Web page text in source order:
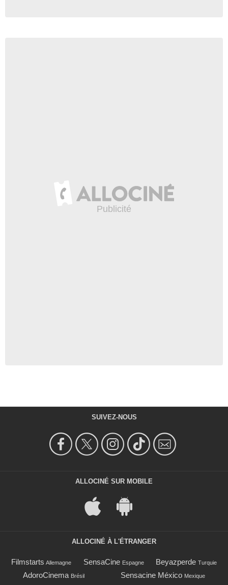
SUIVEZ-NOUS
ALLOCINÉ SUR MOBILE
ALLOCINÉ À L'ÉTRANGER
Filmstarts Allemagne SensaCine Espagne Beyazperde Turquie
AdoroCinema Brésil Sensacine México Mexique